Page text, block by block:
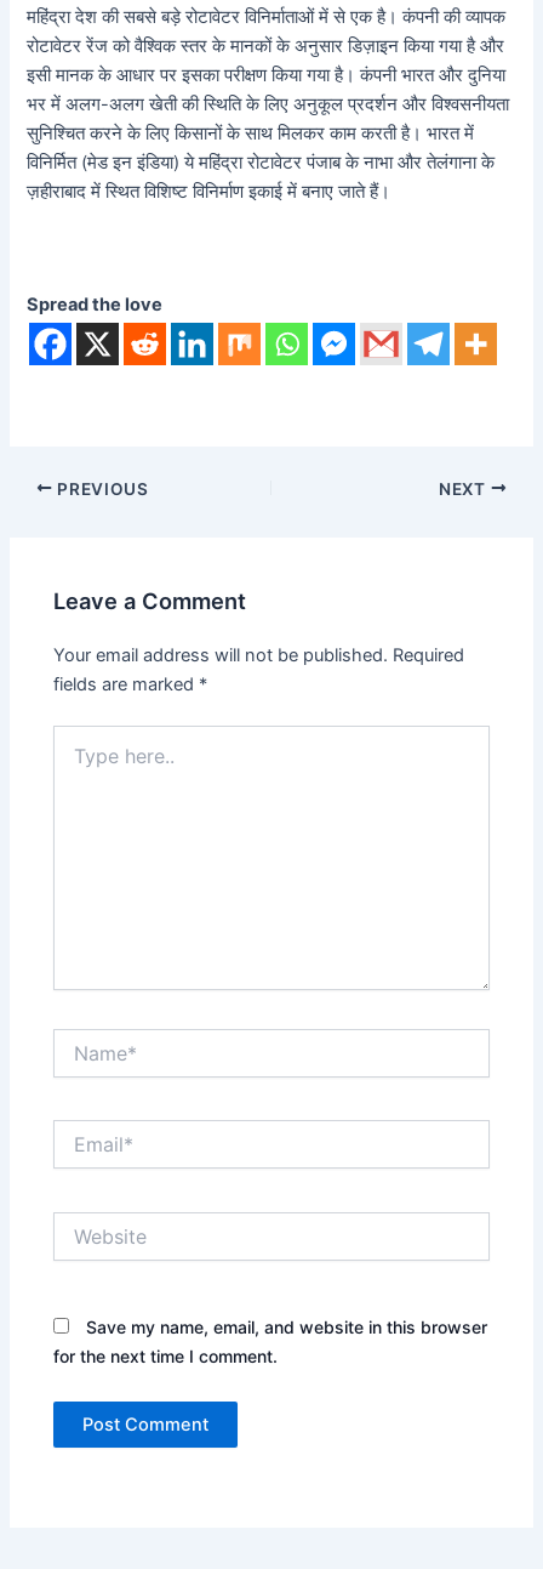
महिंद्रा देश की सबसे बड़े रोटावेटर विनिर्माताओं में से एक है। कंपनी की व्यापक
रोटावेटर रेंज को वैश्विक स्तर के मानकों के अनुसार डिज़ाइन किया गया है और
इसी मानक के आधार पर इसका परीक्षण किया गया है। कंपनी भारत और दुनिया
भर में अलग-अलग खेती की स्थिति के लिए अनुकूल प्रदर्शन और विश्वसनीयता
सुनिश्चित करने के लिए किसानों के साथ मिलकर काम करती है। भारत में
विनिर्मित (मेड इन इंडिया) ये महिंद्रा रोटावेटर पंजाब के नाभा और तेलंगाना के
ज़हीराबाद में स्थित विशिष्ट विनिर्माण इकाई में बनाए जाते हैं।
Spread the love
PREVIOUS NEXT
Leave a Comment
Your email address will not be published. Required
fields are marked *
here..
Save my name, email, and website in this browser
for the next time I comment.